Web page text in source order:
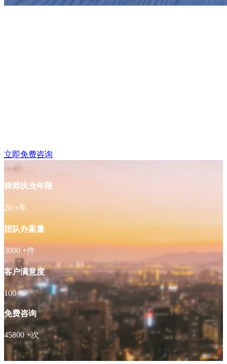
立即免费咨询
律师执业年限
20 +年
团队办案量
3000 +件
客户满意度
100 %
免费咨询
45800 +次